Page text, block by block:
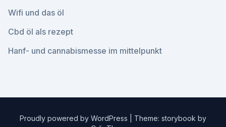
Wifi und das öl
Cbd öl als rezept
Hanf- und cannabismesse im mittelpunkt
Proudly powered by WordPress
Theme: storybook by